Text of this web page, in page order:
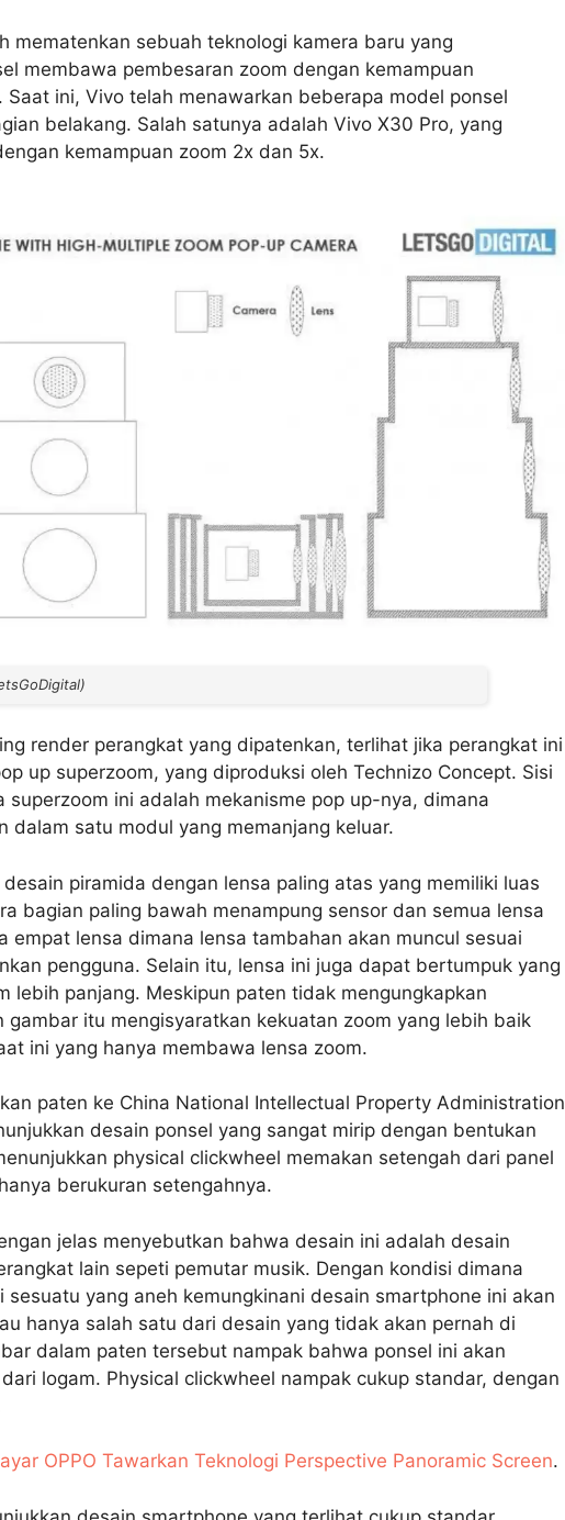
mematenkan sebuah teknologi kamera baru yang
membawa pembesaran zoom dengan kemampuan
ini, Vivo telah menawarkan beberapa model ponsel
belakang. Salah satunya adalah Vivo X30 Pro, yang
kemampuan zoom 2x dan 5x.
render perangkat yang dipatenkan, terlihat jika perangkat ini
up superzoom, yang diproduksi oleh Technizo Concept. Sisi
superzoom ini adalah mekanisme pop up-nya, dimana
dalam satu modul yang memanjang keluar.
piramida dengan lensa paling atas yang memiliki luas
bagian paling bawah menampung sensor dan semua lensa
empat lensa dimana lensa tambahan akan muncul sesuai
pengguna. Selain itu, lensa ini juga dapat bertumpuk yang
lebih panjang. Meskipun paten tidak mengungkapkan
gambar itu mengisyaratkan kekuatan zoom yang lebih baik
ini yang hanya membawa lensa zoom.
paten ke China National Intellectual Property Administration
desain ponsel yang sangat mirip dengan bentukan
physical clickwheel memakan setengah dari panel
berukuran setengahnya.
jelas menyebutkan bahwa desain ini adalah desain
lain sepeti pemutar musik. Dengan kondisi dimana
yang aneh kemungkinani desain smartphone ini akan
hanya salah satu dari desain yang tidak akan pernah di
dalam paten tersebut nampak bahwa ponsel ini akan
logam. Physical clickwheel nampak cukup standar, dengan
OPPO Tawarkan Teknologi Perspective Panoramic Screen.